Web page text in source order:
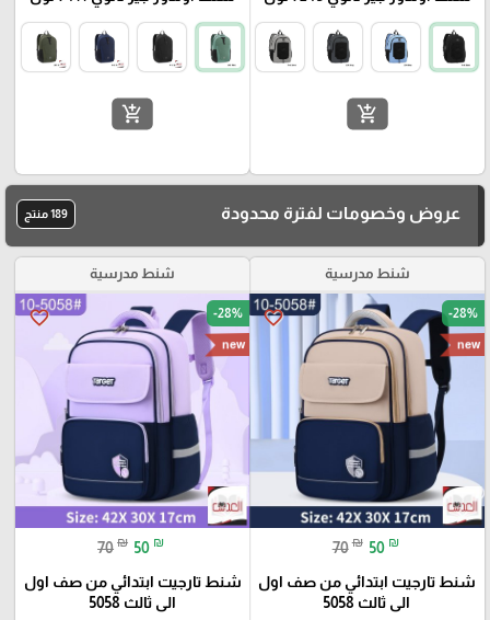
add_shopping_cart
add_shopping_cart
عروض وخصومات لفترة محدودة 189 منتج
شنط مدرسية
favorite_border -28%
new
70 ₪ 50 ₪
شنط تارجيت ابتدائي من صف اول
الى ثالث 5058
شنط مدرسية
favorite_border -28%
new
70 ₪ 50 ₪
شنط تارجيت ابتدائي من صف اول
الى ثالث 5058